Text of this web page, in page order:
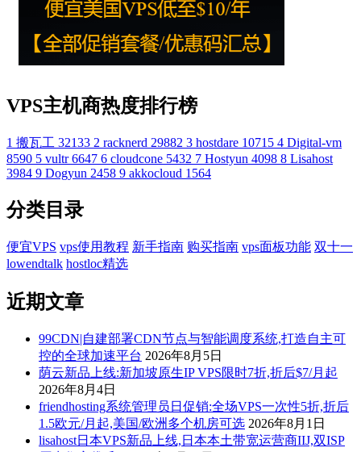
VPS主机商热度排行榜
1 搬瓦工 32133 2 racknerd 29882 3 hostdare 10715 4 Digital-vm
8590 5 vultr 6647 6 cloudcone 5432 7 Hostyun 4098 8 Lisahost
3984 9 Dogyun 2458 9 akkocloud 1564
分类目录
便宜VPS vps使用教程 新手指南 购买指南 vps面板功能 双十一
lowendtalk hostloc精选
近期文章
99CDN|自建部署CDN节点与智能调度系统,打造自主可
控的全球加速平台 2026年8月5日
荫云新品上线:新加坡原生IP VPS限时7折,折后$7/月起
2026年8月4日
friendhosting系统管理员日促销:全场VPS一次性5折,折后
1.5欧元/月起,美国/欧洲多个机房可选 2026年8月1日
lisahost日本VPS新品上线,日本本土带宽运营商IIJ,双ISP